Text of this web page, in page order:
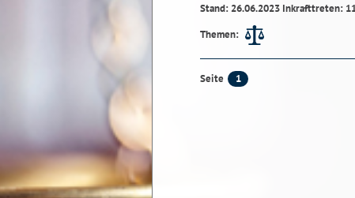
Stand: 26.06.2023 Inkrafttreten:
Themen:
Seite 1